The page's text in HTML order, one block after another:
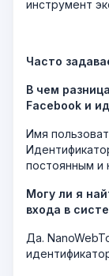
инструмент
Часто
В чем
Facebook и
Имя
постоянным и
Могу ли я
входа в
Да.